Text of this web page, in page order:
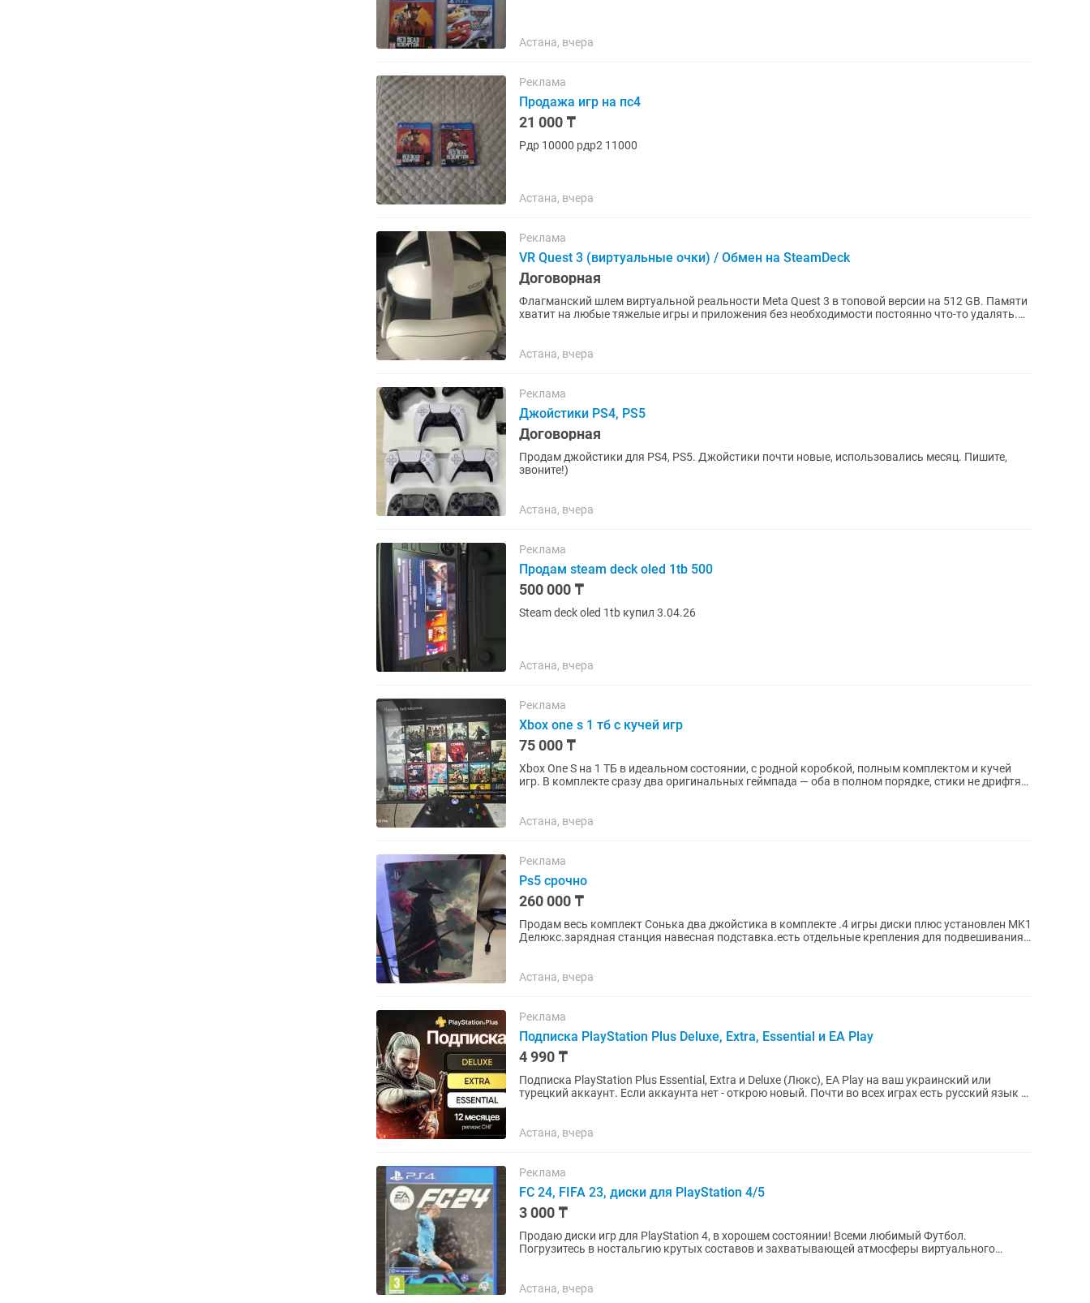
Астана, вчера
Реклама
Продажа игр на пс4
21 000 ₸
Рдр 10000 рдр2 11000
Астана, вчера
Реклама
VR Quest 3 (виртуальные очки) / Обмен на SteamDeck
Договорная
Флагманский шлем виртуальной реальности Meta Quest 3 в топовой версии на 512 GB. Памяти
хватит на любые тяжелые игры и приложения без необходимости постоянно что-то удалять.
Астана, вчера
Реклама
Джойстики PS4, PS5
Договорная
Продам джойстики для PS4, PS5. Джойстики почти новые, использовались месяц. Пишите,
звоните!)
Астана, вчера
Реклама
Продам steam deck oled 1tb 500
500 000 ₸
Steam deck oled 1tb купил 3.04.26
Астана, вчера
Реклама
Xbox one s 1 тб с кучей игр
75 000 ₸
Xbox One S на 1 ТБ в идеальном состоянии, с родной коробкой, полным комплектом и кучей
игр. В комплекте сразу два оригинальных геймпада — оба в полном порядке, стики не дрифтят,
Астана, вчера
Реклама
Ps5 срочно
260 000 ₸
Продам весь комплект Сонька два джойстика в комплекте .4 игры диски плюс установлен MK1
Делюкс.зарядная станция навесная подставка.есть отдельные крепления для подвешивания
Астана, вчера
Реклама
Подписка PlayStation Plus Deluxe, Extra, Essential и EA Play
4 990 ₸
Подписка PlayStation Plus Essential, Extra и Deluxe (Люкс), EA Play на ваш украинский или
турецкий аккаунт. Если аккаунта нет - открою новый. Почти во всех играх есть русский язык и
Астана, вчера
Реклама
FC 24, FIFA 23, диски для PlayStation 4/5
3 000 ₸
Продаю диски игр для PlayStation 4, в хорошем состоянии! Всеми любимый Футбол.
Погрузитесь в ностальгию крутых составов и захватывающей атмосферы виртуального
Астана, вчера